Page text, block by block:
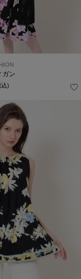
ガン
込)